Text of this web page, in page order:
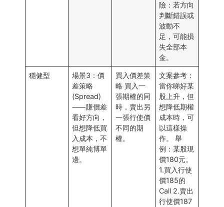
險：若⽅向
判斷錯誤或
波動不
⾜，可能損
失全部本
⾦。
穩健型
場景3：價
差策略
(Spread)
⸺賺價差
看好⽅向，
但想降低買
⼊成本，不
想單純博單
邊。
買⼊價差策
略 買⼊⼀
張期權的同
時，賣出另
⼀張⾏使價
不同的期
權。
⽂案參考：
當你睇好某
股上升，但
想降低期權
成本時，可
以這樣操
作。 舉
例：某股現
價180元。
1.買⼊⾏使
價185的
Call 2.賣出
⾏使價187